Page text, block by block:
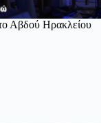
Αβδού Ηρακλείου